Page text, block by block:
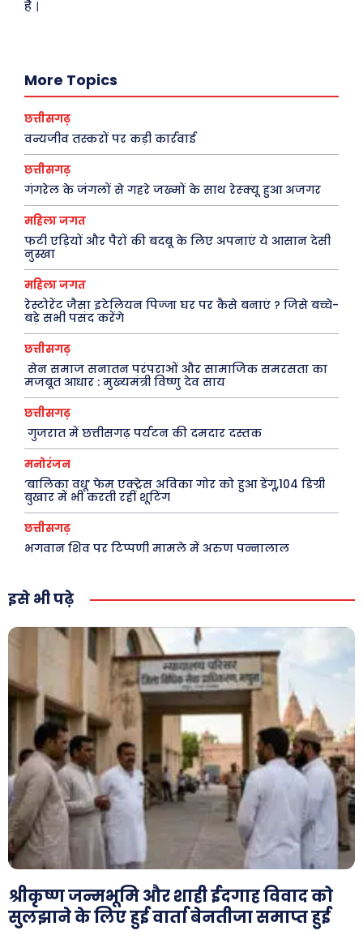
अपराध
सरकारी योजना
मनोरंजन
फ़िल्मी दुनिया
खेल
अजब-ग़ज़ब
जानकारी
Tech
Laptops
Mobiles
स्वास्थ्य
क़ायदे क़ानून जानकारी
कैरियर और शिक्षा
धर्म व अध्यात्म
Finance
है।
More Topics
छत्तीसगढ़
वन्यजीव तस्करों पर कड़ी कार्रवाई
छत्तीसगढ़
गंगरेल के जंगलों से गहरे जख्मों के साथ रेस्क्यू हुआ अजगर
महिला जगत
फटी एड़ियों और पैरों की बदबू के लिए अपनाएं ये आसान देसी
नुस्खा
महिला जगत
रेस्टोरेंट जैसा इटेलियन पिज्जा घर पर कैसे बनाएं ? जिसे बच्चे-
बड़े सभी पसंद करेंगे
छत्तीसगढ़
सेन समाज सनातन परंपराओं और सामाजिक समरसता का
मजबूत आधार : मुख्यमंत्री विष्णु देव साय
छत्तीसगढ़
गुजरात में छत्तीसगढ़ पर्यटन की दमदार दस्तक
मनोरंजन
‘बालिका वधू’ फेम एक्ट्रेस अविका गोर को हुआ डेंगू,104 डिग्री
बुखार में भी करती रहीं शूटिंग
छत्तीसगढ़
भगवान शिव पर टिप्पणी मामले में अरुण पन्नालाल
इसे भी पढ़े
श्रीकृष्ण जन्मभूमि और शाही ईदगाह विवाद को
सुलझाने के लिए हुई वार्ता बेनतीजा समाप्त हुई